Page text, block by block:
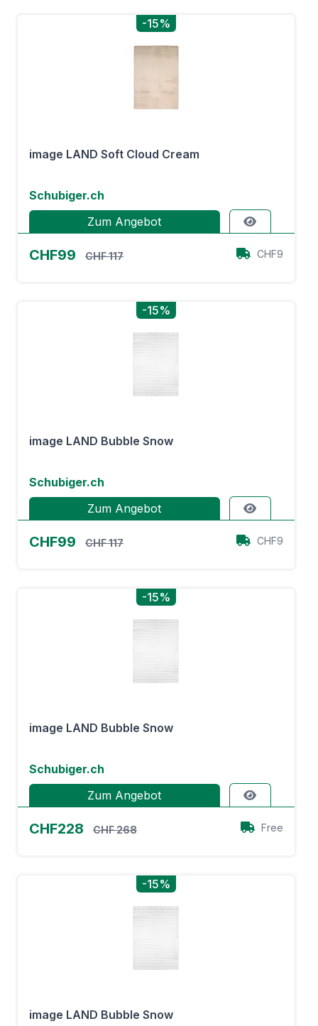
-15%
image LAND Soft Cloud Cream
Schubiger.ch
Zum Angebot
CHF99 CHF 117 CHF9
-15%
image LAND Bubble Snow
Schubiger.ch
Zum Angebot
CHF99 CHF 117 CHF9
-15%
image LAND Bubble Snow
Schubiger.ch
Zum Angebot
CHF228 CHF 268 Free
-15%
image LAND Bubble Snow